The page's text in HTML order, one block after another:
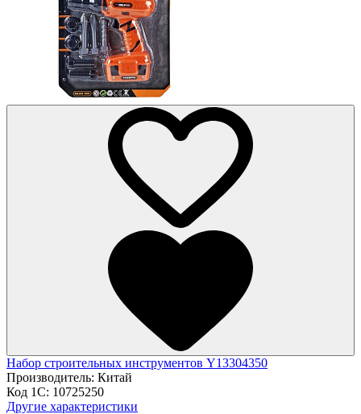
Набор строительных инструментов Y13304350
Производитель: Китай
Код 1С: 10725250
Другие характеристики